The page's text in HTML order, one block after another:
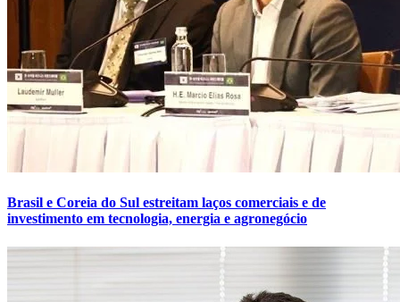
Brasil e Coreia do Sul estreitam laços comerciais e de
investimento em tecnologia, energia e agronegócio